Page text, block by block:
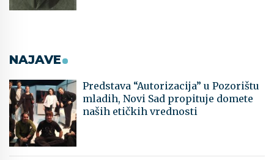
NAJAVE
Predstava “Autorizacija” u Pozorištu
mladih, Novi Sad propituje domete
naših etičkih vrednosti